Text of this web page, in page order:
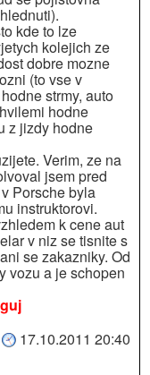
kde to lze
kolejich ze
dobre mozne
(to vse v
strmy, auto
hodne
z jizdy hodne
Verim, ze na
jsem pred
Porsche byla
instruktorovi.
k cene aut
v niz se tisnite s
se zakazniky. Od
vozu a je schopen
17.10.2011 20:40